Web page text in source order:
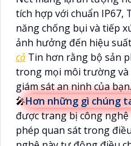
tích hợp với chuẩn IP67,
năng chống bụi và tiếp
ảnh hưởng đến hiệu
cả Tin hơn rằng bộ sản
trong mọi môi trường
giám sát an ninh của bạn.
🎤Hơn những gì chúng
được trang bị công nghệ
phép quan sát trong